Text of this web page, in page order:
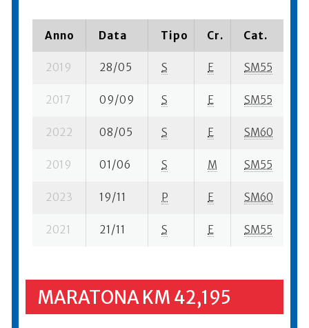
Anno Data Tipo Cr. Cat.
2019 28/05 S E SM55
2017 09/09 S E SM55
2022 08/05 S E SM60
2019 01/06 S M SM55
2023 19/11 P E SM60
2021 21/11 S E SM55
MARATONA KM 42,195